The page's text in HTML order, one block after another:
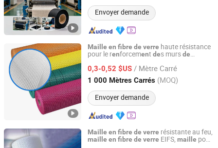
Envoyer demande
Maille en fibre de verre haute résistance
pour le renforcement des mursde
pour le plâtrage
0,3-0,52 $US / Mètre Carré
1 000 Mètres Carrés (MOQ)
Envoyer demande
Binjin (Tianjin) New Material Co., LTD
Tianjin, China Depuis 2024
Maille en fibre de verre résistante au feu,
maille en fibre de verre EIFS, maille pour
Yuyao Strong Fiberglass Products Factory